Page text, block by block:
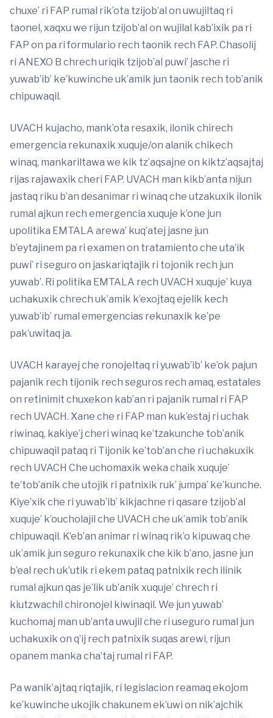
chuxe’ ri FAP rumal rik’ota tzijob’al on uwujiltaq ri
taonel, xaqxu we rijun tzijob’al on wujilal kab’ixik pa ri
FAP on pa ri formulario rech taonik rech FAP. Chasolij
ri ANEXO B chrech uriqik tzijob’al puwi’ jasche ri
yuwab’ib’ ke’kuwinche uk’amik jun taonik rech tob’anik
chipuwaqil.
UVACH kujacho, mank’ota resaxik, ilonik chirech
emergencia rekunaxik xuquje/on alanik chikech
winaq, mankariltawa we kik tz’aqsajne on kiktz’aqsajtaj
rijas rajawaxik cheri FAP. UVACH man kikb’anta nijun
jastaq riku b’an desanimar ri winaq che utzakuxik ilonik
rumal ajkun rech emergencia xuquje k’one jun
upolitika EMTALA arewa’ kuq’atej jasne jun
b’eytajinem pa ri examen on tratamiento che uta’ik
puwi’ ri seguro on jaskariqtajik ri tojonik rech jun
yuwab’. Ri politika EMTALA rech UVACH xuquje’ kuya
uchakuxik chrech uk’amik k’exojtaq ejelik kech
yuwab’ib’ rumal emergencias rekunaxik ke’pe
pak’uwitaq ja.
UVACH karayej che ronojeltaq ri yuwab’ib’ ke’ok pajun
pajanik rech tijonik rech seguros rech amaq, estatales
on retinimit chuxekon kab’an ri pajanik rumal ri FAP
rech UVACH. Xane che ri FAP man kuk’estaj ri uchak
riwinaq, kakiye’j cheri winaq ke’tzakunche tob’anik
chipuwaqil pataq ri Tijonik ke’tob’an che ri uchakuxik
rech UVACH Che uchomaxik weka chaik xuquje’
te’tob’anik che utojik ri patnixik ruk’ jumpa’ ke’kunche.
Kiye’xik che ri yuwab’ib’ kikjachne ri qasare tzijob’al
xuquje’ k’oucholajil che UVACH che uk’amik tob’anik
chipuwaqil. K’eb’an animar ri winaq rik’o kipuwaq che
uk’amik jun seguro rekunaxik che kik b’ano, jasne jun
b’eal rech uk’utik ri ekem pataq patnixik rech ilinik
rumal ajkun qas je’lik ub’anik xuquje’ chrech ri
kiutzwachil chironojel kiwinaqil. We jun yuwab’
kuchomaj man ub’anta uwujil che ri useguro rumal jun
uchakuxik on q’ij rech patnixik suqas arewi, rijun
opanem manka cha’taj rumal ri FAP.
Pa wanik’ajtaq riqtajik, ri legislacion reamaq ekojom
ke’kuwinche ukojik chakunem ek’uwi on nik’ajchik